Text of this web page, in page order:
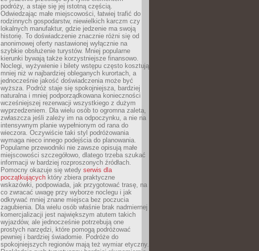
podróży, a staje się jej istotną częścią.
Odwiedzając małe miejscowości, łatwiej trafić do
rodzinnych gospodarstw, niewielkich karczm czy
lokalnych manufaktur, gdzie jedzenie ma swoją
historię. To doświadczenie znacznie różni się od
anonimowej oferty nastawionej wyłącznie na
szybkie obsłużenie turystów. Mniej popularne
kierunki bywają także korzystniejsze finansowo.
Noclegi, wyżywienie i bilety wstępu często kosztują
mniej niż w najbardziej obleganych kurortach, a
jednocześnie jakość doświadczenia może być
wyższa. Podróż staje się spokojniejsza, bardziej
naturalna i mniej podporządkowana konieczności
wcześniejszej rezerwacji wszystkiego z dużym
wyprzedzeniem. Dla wielu osób to ogromna zaleta,
zwłaszcza jeśli zależy im na odpoczynku, a nie na
intensywnym planie wypełnionym od rana do
wieczora. Oczywiście taki styl podróżowania
wymaga nieco innego podejścia do planowania.
Popularne przewodniki nie zawsze opisują małe
miejscowości szczegółowo, dlatego trzeba szukać
informacji w bardziej rozproszonych źródłach.
Pomocny okazuje się wtedy serwis dla
początkujących który zbiera praktyczne
wskazówki, podpowiada, jak przygotować trasę, na
co zwracać uwagę przy wyborze noclegu i jak
odkrywać mniej znane miejsca bez poczucia
zagubienia. Dla wielu osób właśnie brak nadmiernej
komercjalizacji jest największym atutem takich
wyjazdów, ale jednocześnie potrzebują one
prostych narzędzi, które pomogą podróżować
pewniej i bardziej świadomie. Podróże do
spokojniejszych regionów mają też wymiar etyczny.